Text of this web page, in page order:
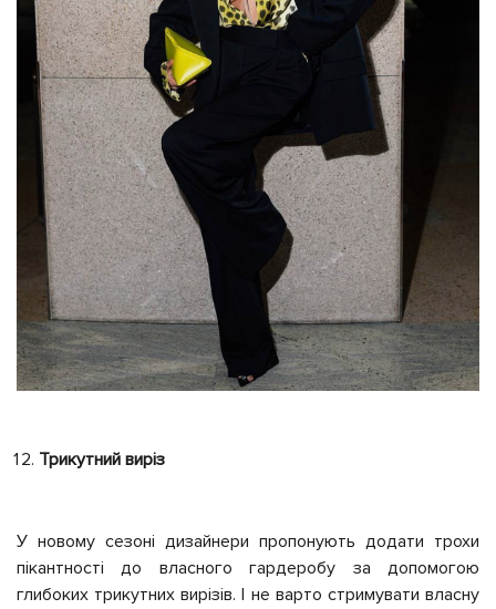
Трикутний виріз
У новому сезоні дизайнери пропонують додати трохи
пікантності до власного гардеробу за допомогою
глибоких трикутних вирізів. І не варто стримувати власну